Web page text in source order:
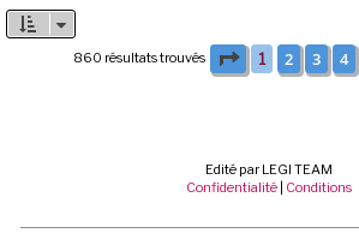
e
860 résultats trouvés Page 1sur35
1 2 3 4
Edité par LEGI TEAM
Confidentialité | Conditions